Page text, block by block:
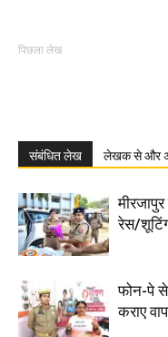
पिछला लेख
संबंधित लेख लेखक से और
रेस/
फोन-पे
कराए